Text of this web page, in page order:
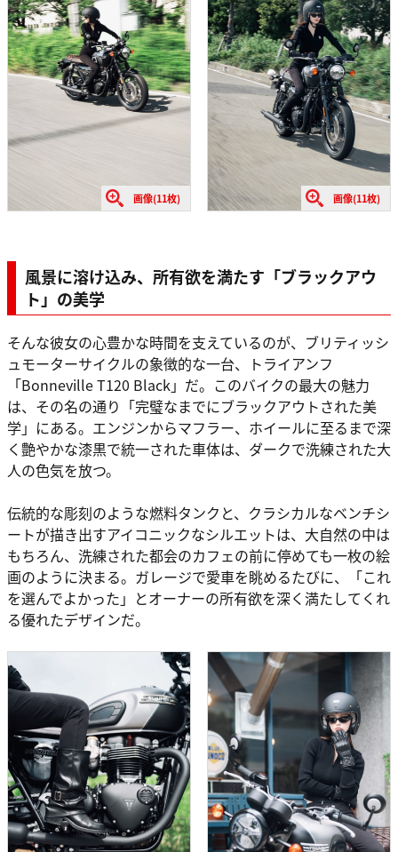
画像(11枚) 画像(11枚)
風景に溶け込み、所有欲を満たす「ブラックアウ
ト」の美学
そんな彼女の心豊かな時間を支えているのが、ブリティッシ
ュモーターサイクルの象徴的な一台、トライアンフ
「Bonneville T120 Black」だ。このバイクの最大の魅力
は、その名の通り「完璧なまでにブラックアウトされた美
学」にある。エンジンからマフラー、ホイールに至るまで深
く艶やかな漆黒で統一された車体は、ダークで洗練された大
人の色気を放つ。
伝統的な彫刻のような燃料タンクと、クラシカルなベンチシ
ートが描き出すアイコニックなシルエットは、大自然の中は
もちろん、洗練された都会のカフェの前に停めても一枚の絵
画のように決まる。ガレージで愛車を眺めるたびに、「これ
を選んでよかった」とオーナーの所有欲を深く満たしてくれ
る優れたデザインだ。